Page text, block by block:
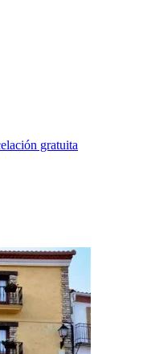
gratuita